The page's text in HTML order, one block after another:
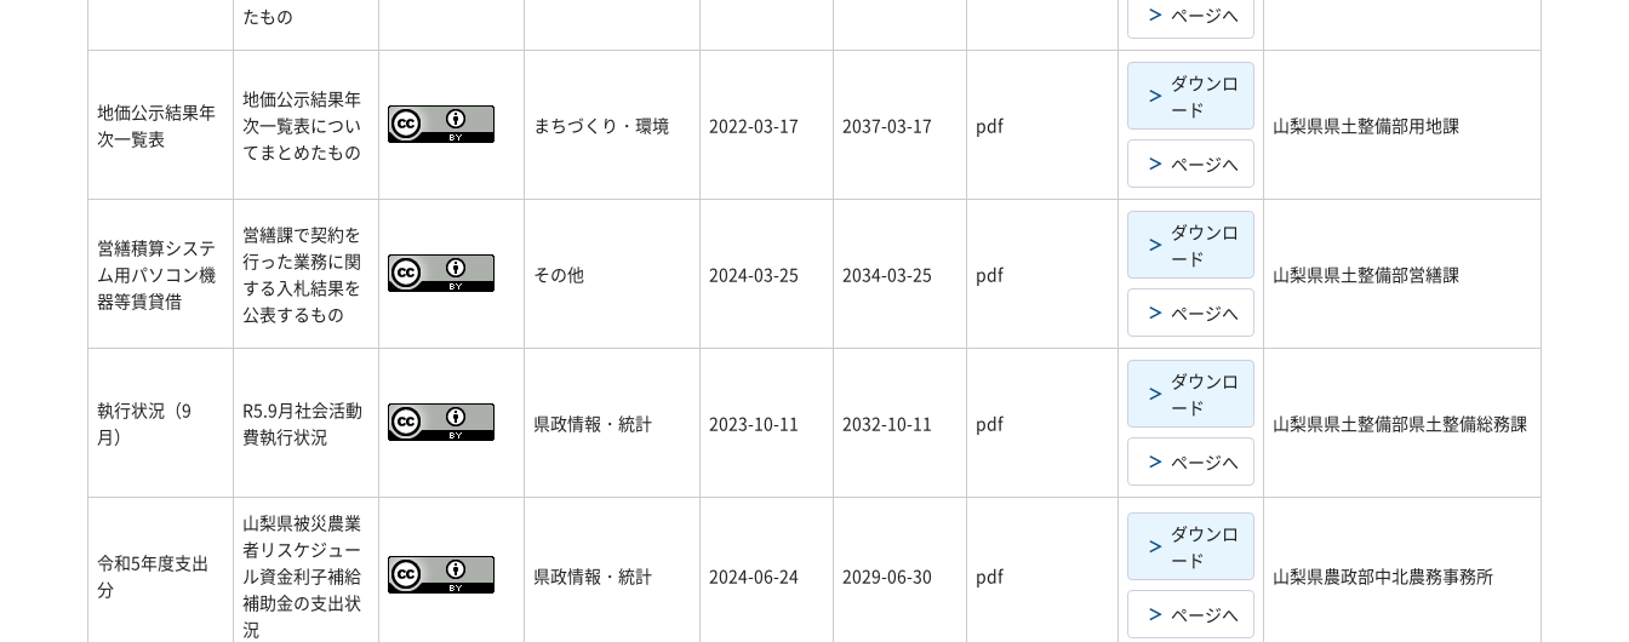
たもの
ページへ
地価公示結果年
次一覧表
地価公示結果年
次一覧表につい
てまとめたもの
まちづくり・環境 2022-03-17 2037-03-17 pdf
ダウンロ
ード
ページへ
山梨県県土整備部用地課
営繕積算システ
ム用パソコン機
器等賃貸借
営繕課で契約を
行った業務に関
する入札結果を
公表するもの
その他 2024-03-25 2034-03-25 pdf
ダウンロ
ード
ページへ
山梨県県土整備部営繕課
執行状況（9
月）
R5.9月社会活動
費執行状況
県政情報・統計 2023-10-11 2032-10-11 pdf
ダウンロ
ード
ページへ
山梨県県土整備部県土整備総務課
令和5年度支出
分
山梨県被災農業
者リスケジュー
ル資金利子補給
補助金の支出状
況
県政情報・統計 2024-06-24 2029-06-30 pdf
ダウンロ
ード
ページへ
山梨県農政部中北農務事務所